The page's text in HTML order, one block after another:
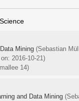
Mining (Sebastian
2016-10-21)
14)
and Data Mining